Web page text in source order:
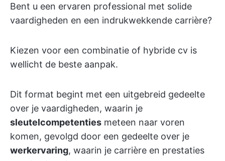
Bent u een ervaren professional met solide
vaardigheden en een indrukwekkende carrière?
Kiezen voor een combinatie of hybride cv is
wellicht de beste aanpak.
Dit format begint met een uitgebreid gedeelte
over je vaardigheden, waarin je
sleutelcompetenties meteen naar voren
komen, gevolgd door een gedeelte over je
werkervaring, waarin je carrière en prestaties